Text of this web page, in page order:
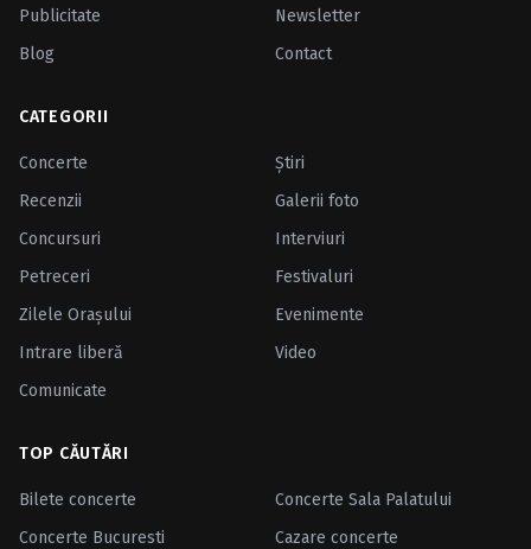
Publicitate
Newsletter
Blog
Contact
CATEGORII
Concerte
Ştiri
Recenzii
Galerii foto
Concursuri
Interviuri
Petreceri
Festivaluri
Zilele Oraşului
Evenimente
Intrare liberă
Video
Comunicate
TOP CĂUTĂRI
Bilete concerte
Concerte Sala Palatului
Concerte Bucuresti
Cazare concerte